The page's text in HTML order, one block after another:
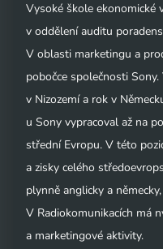
Vysoké škole ekonomické
v oddělení auditu
V oblasti marketingu a
pobočce společnosti
v Nizozemí a rok v
u Sony vypracoval až na
střední Evropu. V této
a zisky celého
plynně anglicky a
V Radiokomunikacích má
a marketingové aktivity.